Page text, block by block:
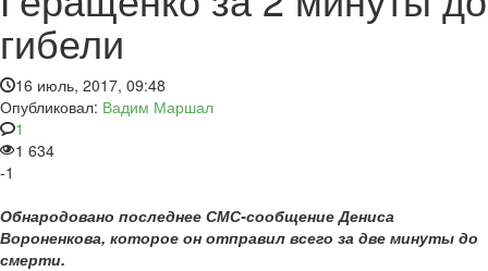
гибели
16 июль, 2017, 09:48
Опубликовал: Вадим Маршал
1
1 634
-1
Обнародовано последнее СМС-сообщение Дениса
Вороненкова, которое он отправил всего за две минуты до
смерти.